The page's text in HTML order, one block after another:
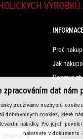
INFORMACE
Proč
Jak
Doprava
Možnosti
Obchodní
zpracováním dat nám
používáme nezbytné
dobrovolných cookies, které
nabídky. Pro jejich
naleznete v dokumentu